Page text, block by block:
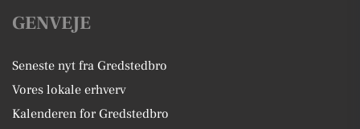
GENVEJE
Seneste nyt fra Gredstedbro
Vores lokale erhverv
Kalenderen for Gredstedbro